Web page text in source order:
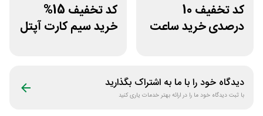
کد تخفیف 10
درصدی خرید ساعت
کد تخفیف 15%
خرید سیم کارت آپتل
دیدگاه خود را با ما به اشتراک بگذارید
با ثبت دیدگاه خود ما را در ارائه بهتر خدمات یاری کنید